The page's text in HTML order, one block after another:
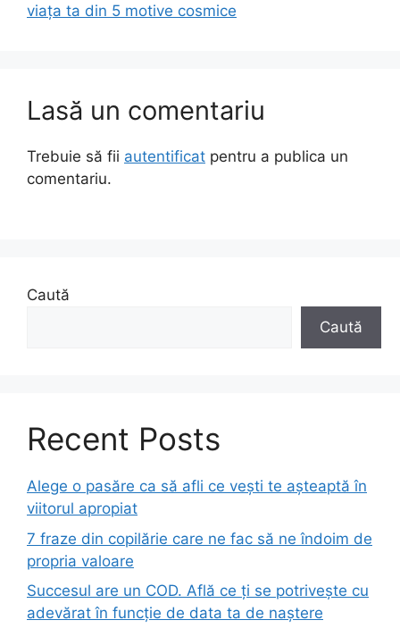
viața ta din 5 motive cosmice
Lasă un comentariu
Trebuie să fii autentificat pentru a publica un
comentariu.
Caută
Caută
Recent Posts
Alege o pasăre ca să afli ce vești te așteaptă în
viitorul apropiat
7 fraze din copilărie care ne fac să ne îndoim de
propria valoare
Succesul are un COD. Află ce ți se potrivește cu
adevărat în funcție de data ta de naștere